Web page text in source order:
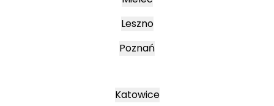
Leszno
Poznań
Katowice